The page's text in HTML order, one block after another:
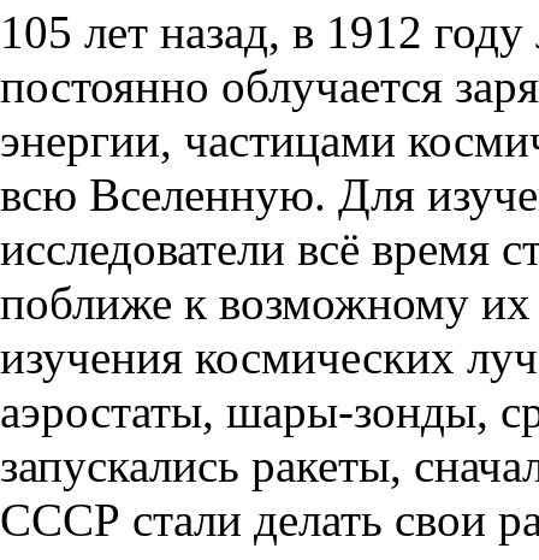
105 лет назад, в 1912
постоянно облучается
энергии, частицами
всю Вселенную. Для
исследователи всё время
поближе к возможному
изучения космических
аэростаты, шары-зонды,
запускались ракеты,
СССР стали делать свои